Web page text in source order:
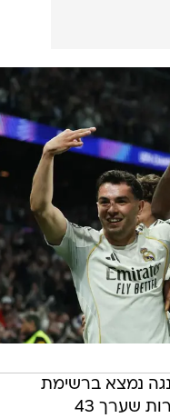
נמצא ברשימת
השחקנים שעשויים להימכר, למרות שערך 43